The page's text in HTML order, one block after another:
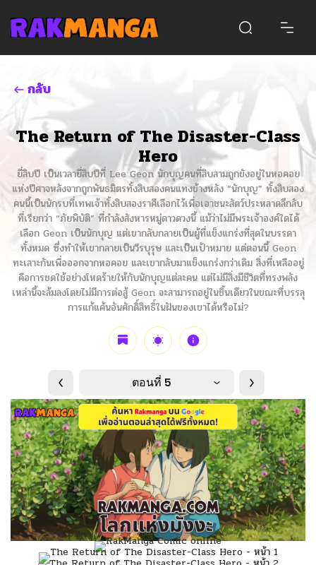
กลับ
The Return of The Disaster-Class
Hero
ยี่สิบปี เป็นเวลายี่สิบปีที่ Lee Geon นักบุญคนที่สิบสามถูกขังอยู่ในหอคอย
แห่งปีศาจหลังจากถูกพันธมิตรทั้งสิบสองคนแทงข้างหลัง “นักบุญ” ทั้งสิบสอง
คนนี้เป็นนักรบที่เทพเจ้าทั้งสิบสองราศีเลือกไว้เพื่อเอาชนะสัตว์ประหลาดลึกลับ
ที่เรียกว่า “ภัยพิบัติ” ที่กำลังสังหารหมู่ดาวดวงนี้ แม้ว่าไม่มีพระเจ้าองค์ใดได้
เลือก Geon เป็นนักบุญ แต่เขากลับกลายเป็นผู้ที่แข็งแกร่งที่สุดในบรรดา
ทั้งหมด ซึ่งทำให้เขากลายเป็นวีรบุรุษ และเป็นเป้าหมาย แต่ตอนนี้ Geon
ทะเลาะกันเพื่อออกจากหอคอย และเขากลับมาแข็งแกร่งกว่าเดิม สิ่งที่เหลืออยู่
คือการชดใช้อย่างโหดร้ายให้กับนักบุญแต่ละคน แต่ไม่มีสิ่งมีชีวิตที่ทรงพลัง
เหล่านี้จะล้มลงโดยไม่มีการต่อสู้ Geon จะสามารถอยู่ในชิ้นเดียวในขณะที่บรรลุ
การแก้แค้นอันศักดิ์สิทธิ์ในฝันของเขาได้หรือไม่?
ตอนที่ 5